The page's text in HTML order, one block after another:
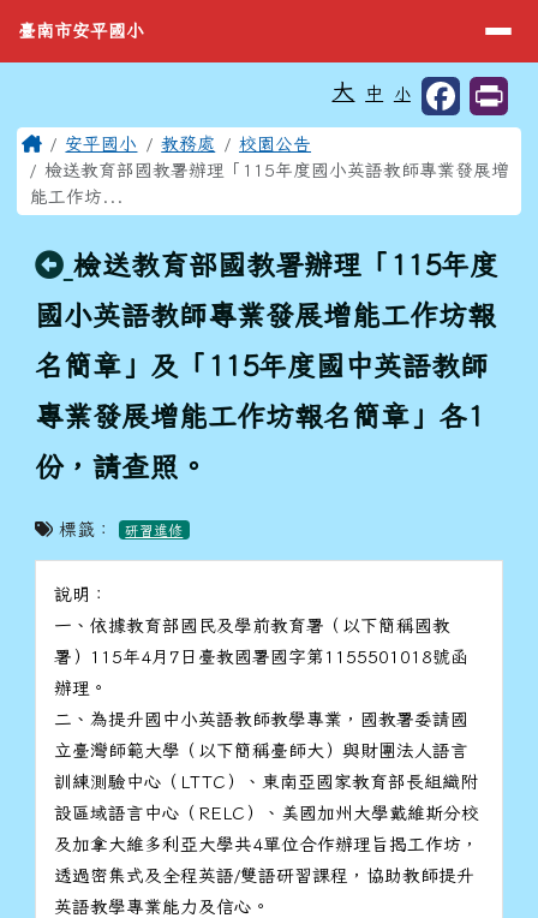
臺南市安平國小
導覽列
臺南市安平國小
⏸
大 中 小
主內容區域
Home安平國小 教務處
校園公告
檢送教育部國教署辦理「115年度國小英語教師專業發展增
能工作坊...
回上頁
檢送教育部國教署辦理「115年度
國小英語教師專業發展增能工作坊報
名簡章」及「115年度國中英語教師
專業發展增能工作坊報名簡章」各1
份，請查照。
標籤： 研習進修
說明：
一、依據教育部國民及學前教育署（以下簡稱國教
署）115年4月7日臺教國署國字第1155501018號函
辦理。
二、為提升國中小英語教師教學專業，國教署委請國
立臺灣師範大學（以下簡稱臺師大）與財團法人語言
訓練測驗中心（LTTC）、東南亞國家教育部長組織附
設區域語言中心（RELC）、美國加州大學戴維斯分校
及加拿大維多利亞大學共4單位合作辦理旨揭工作坊，
透過密集式及全程英語/雙語研習課程，協助教師提升
英語教學專業能力及信心。
頁尾區域